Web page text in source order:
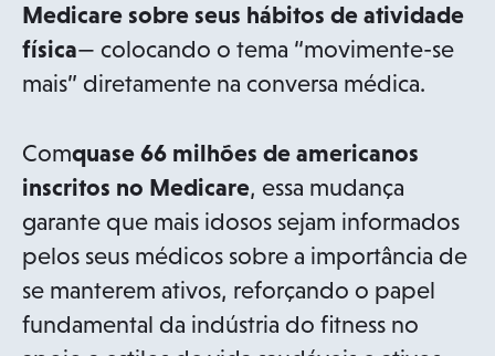
Medicare sobre seus hábitos de atividade
física— colocando o tema “movimente-se
mais” diretamente na conversa médica.
Comquase 66 milhões de americanos
inscritos no Medicare, essa mudança
garante que mais idosos sejam informados
pelos seus médicos sobre a importância de
se manterem ativos, reforçando o papel
fundamental da indústria do fitness no